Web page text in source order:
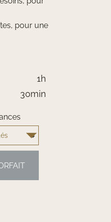
pour une
1h
30min